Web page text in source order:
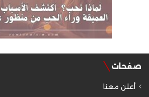
صفحات
أعلن معنا